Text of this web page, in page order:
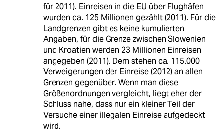
für 2011). Einreisen in die EU über Flughäfen
wurden ca. 125 Millionen gezählt (2011). Für die
Landgrenzen gibt es keine kumulierten
Angaben, für die Grenze zwischen Slowenien
und Kroatien werden 23 Millionen Einreisen
angegeben (2011). Dem stehen ca. 115.000
Verweigerungen der Einreise (2012) an allen
Grenzen gegenüber. Wenn man diese
Größenordnungen vergleicht, liegt eher der
Schluss nahe, dass nur ein kleiner Teil der
Versuche einer illegalen Einreise aufgedeckt
wird.